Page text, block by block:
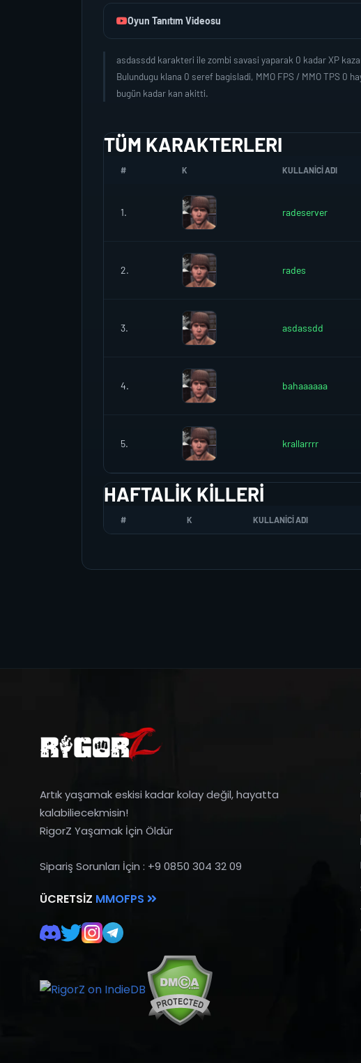
Oyun Tanıtım Videosu
asdassdd karakteri ile zombi savasi yaparak 0 kadar XP
Bulundugu klana 0 seref bagisladi, MMO FPS / MMO TPS 0
bugün kadar kan akitti.
TÜM KARAKTERLERI
# K KULLANICI ADI
1. radeserver
2. rades
3. asdassdd
4. bahaaaaaa
5. krallarrrr
HAFTALIK KILLERI
# K KULLANICI ADI
Artık yaşamak eskisi kadar kolay değil, hayatta
kalabiliecekmisin!
RigorZ Yaşamak İçin Öldür
Sipariş Sorunları İçin : +9 0850 304 32 09
ÜCRETSIZ MMOFPS